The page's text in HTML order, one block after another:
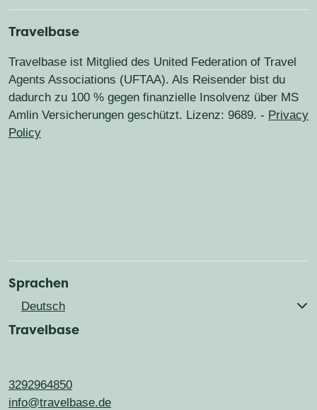
Roadtrips & Rundreisen
Italien Jordanien Kanada
Marokko Montenegro Namibia
Niederlande Norwegen Oman
Travelbase
Travelbase ist Mitglied des United Federation of Travel
Agents Associations (UFTAA). Als Reisender bist du
dadurch zu 100 % gegen finanzielle Insolvenz über MS
Amlin Versicherungen geschützt. Lizenz: 9689. - Privacy
Policy
Sprachen
Deutsch
Nederlands
English
Travelbase
3292964850
info@travelbase.de